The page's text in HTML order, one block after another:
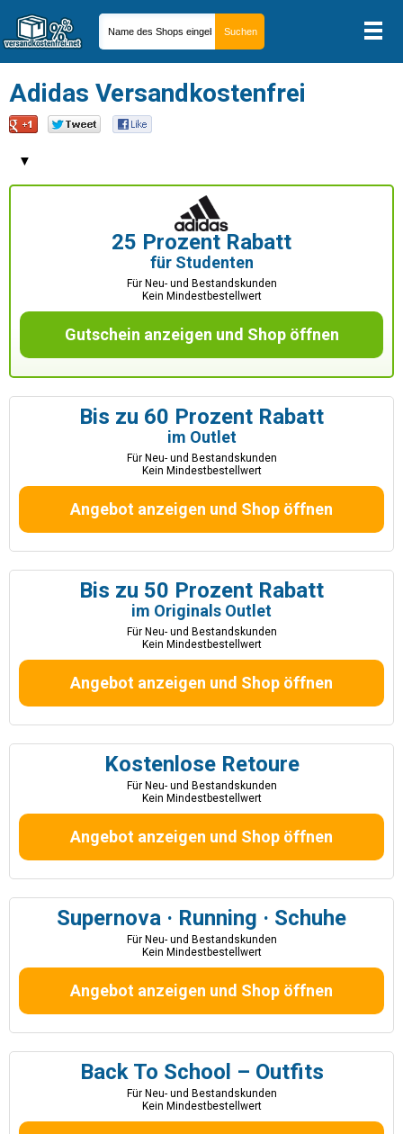
Adidas Versandkostenfrei
▼
25 Prozent Rabatt
für Studenten
Für Neu- und Bestandskunden
Kein Mindestbestellwert
Gutschein anzeigen und Shop öffnen
Bis zu 60 Prozent Rabatt
im Outlet
Für Neu- und Bestandskunden
Kein Mindestbestellwert
Angebot anzeigen und Shop öffnen
Bis zu 50 Prozent Rabatt
im Originals Outlet
Für Neu- und Bestandskunden
Kein Mindestbestellwert
Angebot anzeigen und Shop öffnen
Kostenlose Retoure
Für Neu- und Bestandskunden
Kein Mindestbestellwert
Angebot anzeigen und Shop öffnen
Supernova · Running · Schuhe
Für Neu- und Bestandskunden
Kein Mindestbestellwert
Angebot anzeigen und Shop öffnen
Back To School – Outfits
Für Neu- und Bestandskunden
Kein Mindestbestellwert